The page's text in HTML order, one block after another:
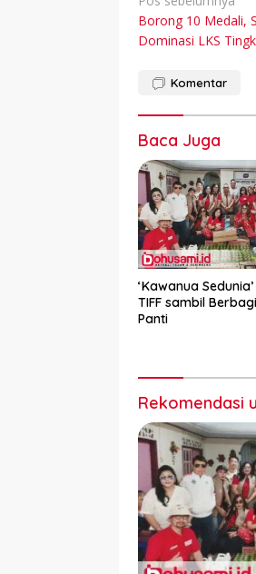
pos
Borong 10 Medali,
Dominasi LKS
Komentar
Baca Juga
‘Kawanua
TIFF sambil
Panti
Rekomendasi